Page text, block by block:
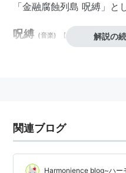
「金融腐蝕列島 呪縛 」と
呪縛 (音楽) 【 】
解説の
関連ブログ
Harmonience blog~ハー